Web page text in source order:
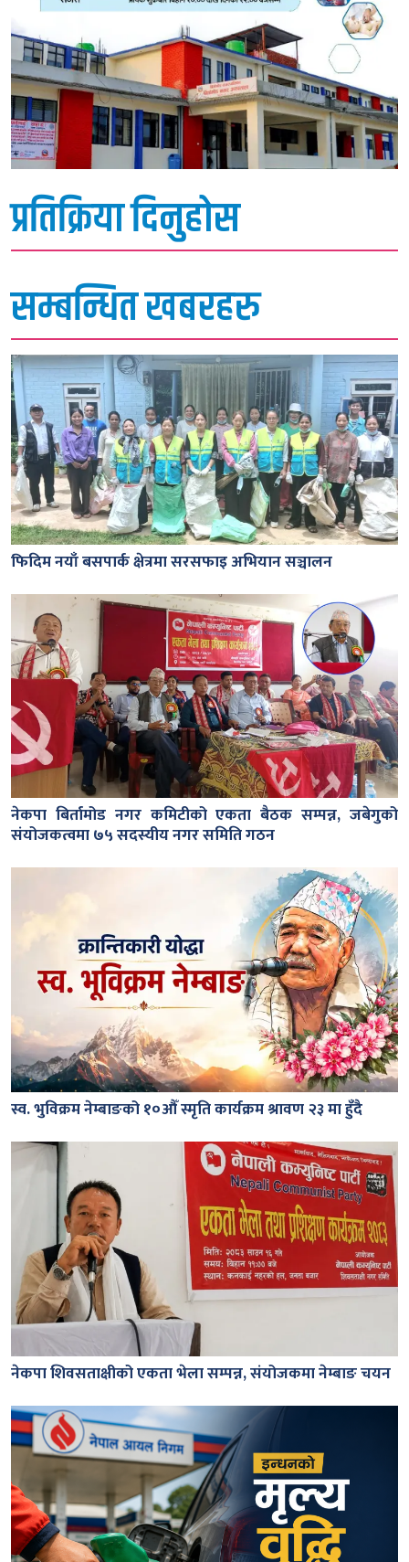
प्रतिक्रिया दिनुहोस
सम्बन्धित खबरहरु
फिदिम नयाँ बसपार्क क्षेत्रमा सरसफाइ अभियान सञ्चालन
नेकपा बिर्तामोड नगर कमिटीको एकता बैठक सम्पन्न, जबेगुको
संयोजकत्वमा ७५ सदस्यीय नगर समिति गठन
स्व. भुविक्रम नेम्बाङको १०औँ स्मृति कार्यक्रम श्रावण २३ मा हुँदै
नेकपा शिवसताक्षीको एकता भेला सम्पन्न, संयोजकमा नेम्बाङ चयन